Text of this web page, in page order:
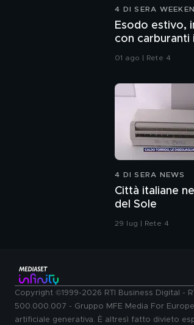
4 DI SERA
Esodo estivo,
con carburanti
01 ago | Rete 4
4 DI SERA NEWS
Città italiane
del Sole
29 lug | Rete 4
Copyright ©1999-2026 RTI Business Digital -
500.000.007 - Gruppo MFE Media For
artificiale generativa. È altresì fatto divieto